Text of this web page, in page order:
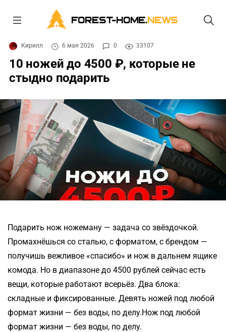
FOREST-HOME.NEWS
Кирилл 6 мая 2026 0 33107
10 ножей до 4500 ₽, которые не
стыдно подарить
Подарить нож ножеману — задача со звёздочкой.
Промахнёшься со сталью, с форматом, с брендом —
получишь вежливое «спасибо» и нож в дальнем ящике
комода. Но в диапазоне до 4500 рублей сейчас есть
вещи, которые работают всерьёз. Два блока:
складные и фиксированные. Девять ножей под любой
формат жизни — без воды, по делу.Нож под любой
формат жизни — без воды, по делу.